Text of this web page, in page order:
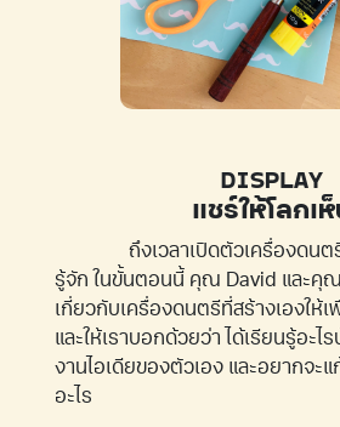
DISPLAY
แชร์ให้โลกเ
ถึงเวลาเปิดตัวเครื่องดนต
รู้จัก ในขั้นตอนนี้ คุณ David และคุณ
เกี่ยวกับเครื่องดนตรีที่สร้างเองให้
และให้เราบอกด้วยว่า ได้เรียนรู้อะไ
งานไอเดียของตัวเอง และอยากจะแ
อะไร